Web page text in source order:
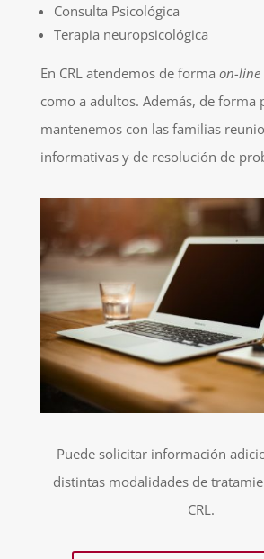
Consulta Psicológica
Terapia neuropsicológica
En CRL atendemos de forma on-line
como a adultos. Además, de forma
mantenemos con las familias
informativas y de resolución de
Puede solicitar información
distintas modalidades de
CRL.